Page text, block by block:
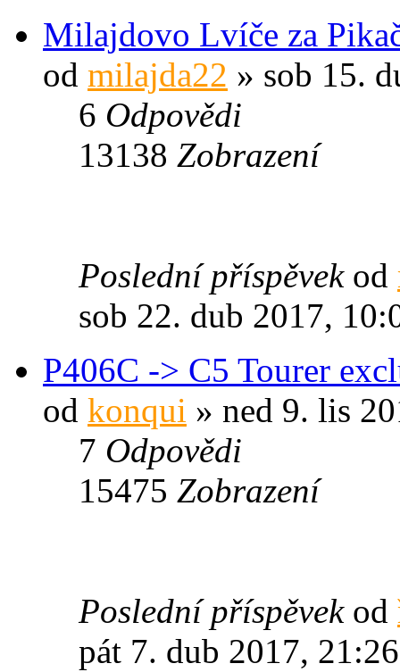
Milajdovo Lvíče za
od milajda22 » sob 15.
6 Odpovědi
13138 Zobrazení
Poslední příspěvek od
sob 22. dub 2017,
P406C -> C5 Tourer
od konqui » ned 9. lis
7 Odpovědi
15475 Zobrazení
Poslední příspěvek od
pát 7. dub 2017, 21:26